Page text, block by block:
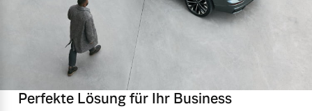
Perfekte Lösung für Ihr Business